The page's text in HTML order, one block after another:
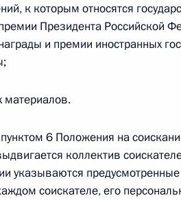
Комиссии по вопросам
и резерва управленческих
сети автомобильных дорог
дорожного движения
к которым относятся
Президента Российской
и премии иностранных
материалов.
6 Положения на
коллектив
указываются
соискателе, его